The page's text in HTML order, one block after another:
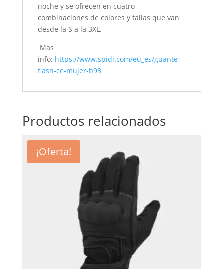
noche y se ofrecen en cuatro
combinaciones de colores y tallas que van
desde la S a la 3XL.
Mas
info: https://www.spidi.com/eu_es/guante-
flash-ce-mujer-b93
Productos relacionados
¡Oferta!